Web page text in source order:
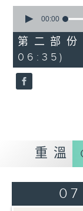
seconds
24
minutes,
58
seconds
00:00
第二部
06:35)
重溫